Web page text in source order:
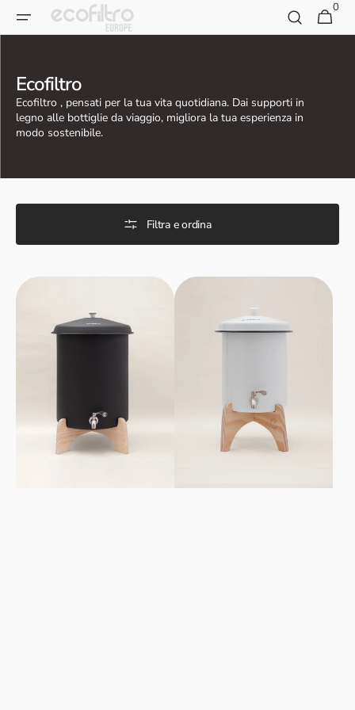
Vai al
Carrello
0
0
articoli
Collezione:
Ecofiltro
Ecofiltro , pensati per la tua vita quotidiana. Dai supporti in
legno alle bottiglie da viaggio, migliora la tua esperienza in
modo sostenibile.
Filtra e ordina
Supporto
in
Ecofiltro
Ecofiltro
5L